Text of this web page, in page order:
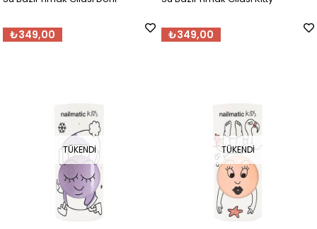
₺349,00 ₺349,00
TÜKENDI TÜKENDI